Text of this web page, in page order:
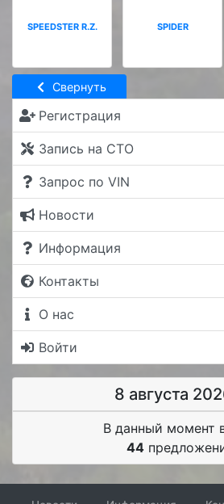
Свернуть
Регистрация
Запись на СТО
Запрос по VIN
Новости
Информация
Контакты
О нас
Войти
8 августа
В данный момент
44
SPEEDSTER R.Z. SPIDER